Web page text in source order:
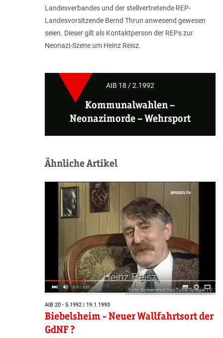
Landesverbandes und der stellvertretende REP-
Landesvorsitzende Bernd Thrun anwesend gewesen
seien. Dieser gilt als Kontaktperson der REPs zur
Neonazi-Szene um Heinz Reisz.
AIB 18 / 2.1992
Kommunalwahlen–
Neonazimorde – Wehrsport
Ähnliche Artikel
Foto: Screenshot YouTube/Spiegel TV
AIB 20 - 5.1992 | 19.1.1993
Biebelsheim - Neuer Wallfahrtsort der
GdNF ?